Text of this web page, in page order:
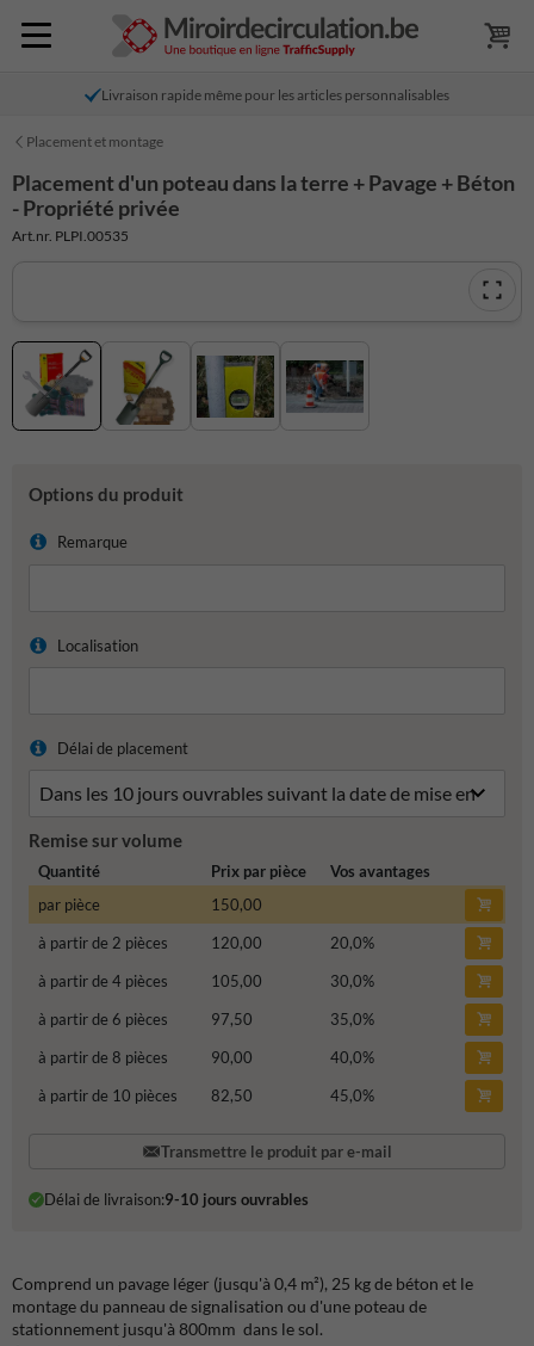
Livraison rapide même pour les articles personnalisables
Placement et montage
Placement d'un poteau dans la terre + Pavage + Béton
- Propriété privée
Art.nr. PLPI.00535
Options du produit
Remarque
Localisation
Délai de placement
Remise sur volume
Quantité Prix par pièce
Vos avantages
par pièce
150,00
à partir de 2 pièces
120,00 20,0%
à partir de 4 pièces
105,00 30,0%
à partir de 6 pièces
97,50 35,0%
à partir de 8 pièces
90,00 40,0%
à partir de 10 pièces
82,50 45,0%
Transmettre le produit par e-mail
Délai de livraison:9-10 jours ouvrables
Comprend un pavage léger (jusqu'à 0,4 m²), 25 kg de béton et le
montage du panneau de signalisation ou d'une poteau de
stationnement jusqu'à 800mm dans le sol.